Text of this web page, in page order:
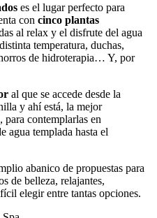
es el lugar perfecto para
con cinco plantas
al relax y el disfrute del agua
temperatura, duchas,
de hidroterapia… Y, por
al que se accede desde la
y ahí está, la mejor
para contemplarlas en
agua templada hasta el
abanico de propuestas para
de belleza, relajantes,
elegir entre tantas opciones.